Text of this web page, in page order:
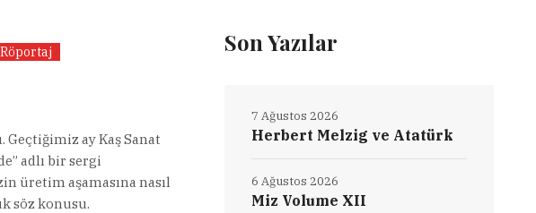
Röportaj
ay Kaş Sanat
adlı bir sergi
üretim aşamasına nasıl
söz konusu.
Son Yazılar
Herbert Melzig ve Atatürk
7 Ağustos 2026
Miz Volume XII
6 Ağustos 2026